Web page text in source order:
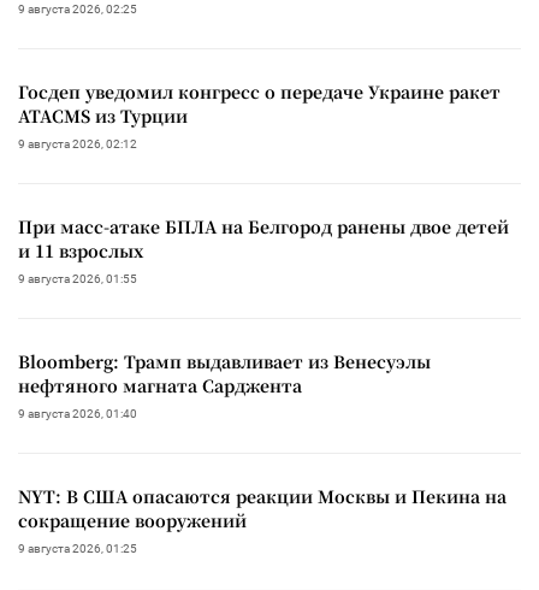
9 августа 2026, 02:25
Госдеп уведомил конгресс о передаче Украине ракет
ATACMS из Турции
9 августа 2026, 02:12
При масс-атаке БПЛА на Белгород ранены двое детей
и 11 взрослых
9 августа 2026, 01:55
Bloomberg: Трамп выдавливает из Венесуэлы
нефтяного магната Сарджента
9 августа 2026, 01:40
NYT: В США опасаются реакции Москвы и Пекина на
сокращение вооружений
9 августа 2026, 01:25